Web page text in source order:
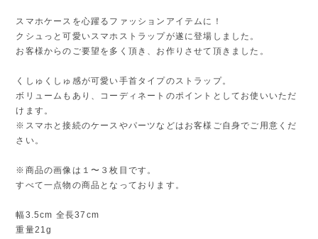
スマホケースを心躍るファッションアイテムに！
クシュっと可愛いスマホストラップが遂に登場しました。
お客様からのご要望を多く頂き、お作りさせて頂きました。
くしゅくしゅ感が可愛い手首タイプのストラップ。
ボリュームもあり、コーディネートのポイントとしてお使いいただ
けます。
※スマホと接続のケースやパーツなどはお客様ご自身でご用意くだ
さい。
※商品の画像は１〜３枚目です。
すべて一点物の商品となっております。
幅3.5cm 全長37cm
重量21g